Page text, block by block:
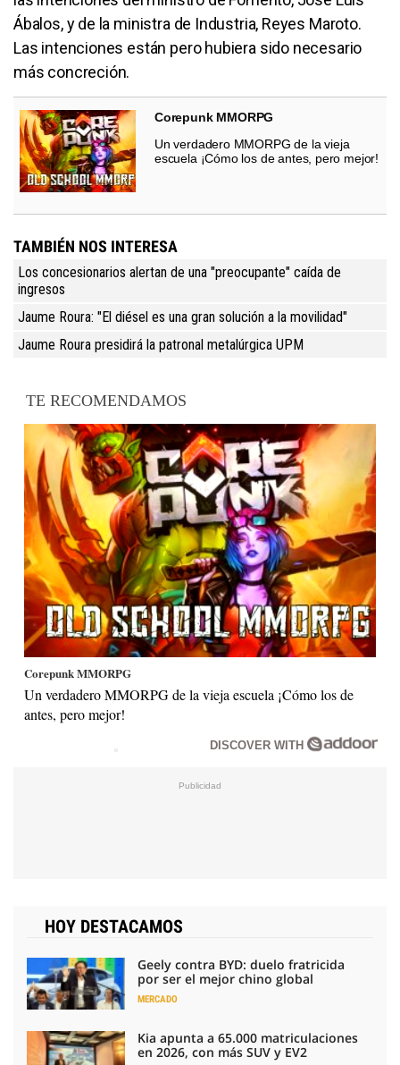
Ábalos, y de la ministra de Industria, Reyes Maroto.
Las intenciones están pero hubiera sido necesario
más concreción.
Corepunk MMORPG
Un verdadero MMORPG de la vieja
escuela ¡Cómo los de antes, pero mejor!
TAMBIÉN NOS INTERESA
Los concesionarios alertan de una "preocupante" caída de
ingresos
Jaume Roura: "El diésel es una gran solución a la movilidad"
Jaume Roura presidirá la patronal metalúrgica UPM
TE RECOMENDAMOS
Corepunk MMORPG
Un verdadero MMORPG de la vieja escuela ¡Cómo los de
antes, pero mejor!
DISCOVER WITH
HOY DESTACAMOS
Geely contra BYD: duelo fratricida
por ser el mejor chino global
MERCADO
Kia apunta a 65.000 matriculaciones
en 2026, con más SUV y EV2